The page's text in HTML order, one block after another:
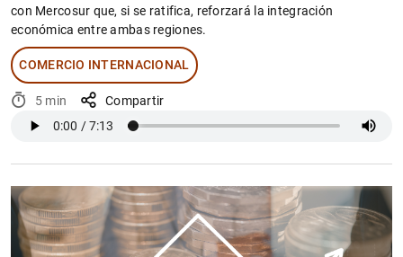
con Mercosur que, si se ratifica, reforzará la integración
económica entre ambas regiones.
COMERCIO INTERNACIONAL
5 min Compartir